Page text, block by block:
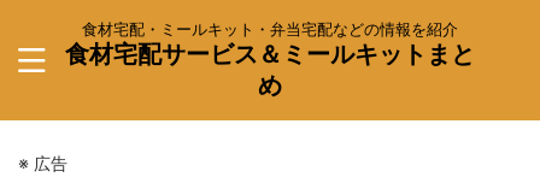
食材宅配・ミールキット・弁当宅配などの情報を紹介
食材宅配サービス＆ミールキットまと
め
※ 広告